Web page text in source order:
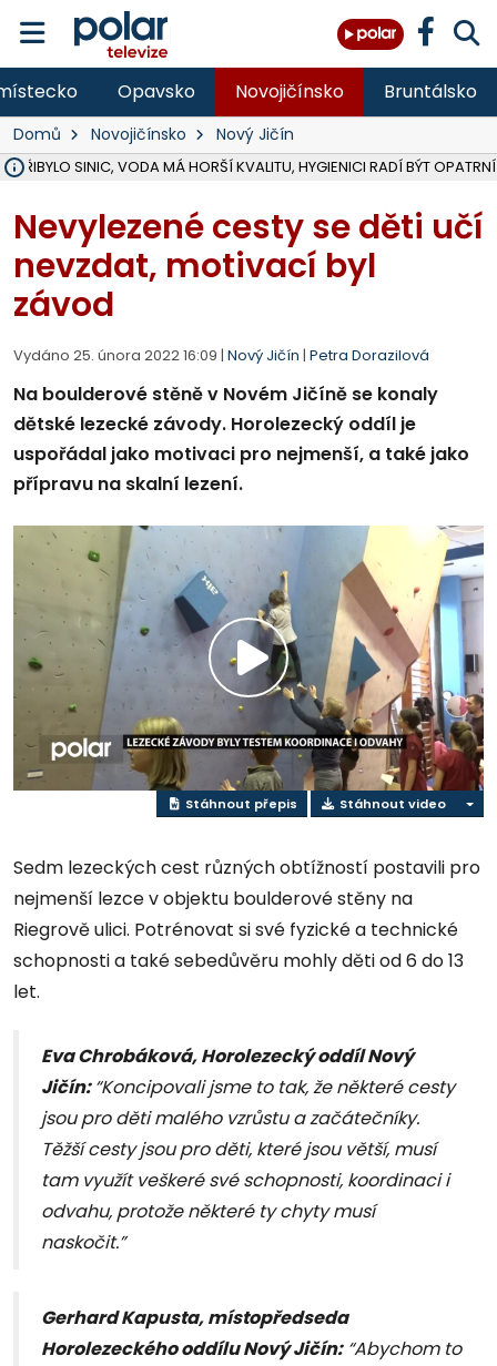
Opavsko Novojičínsko Bruntálsko
Domů Novojičínsko Nový Jičín
PŘIBYLO SINIC, VODA MÁ HORŠÍ KVALITU, HYGIENICI RADÍ BÝT OPATRNÍ
Nevylezené cesty se děti učí
nevzdat, motivací byl
závod
Vydáno 25. února 2022 16:09 | Nový Jičín | Petra Dorazilová
Na boulderové stěně v Novém Jičíně se konaly
dětské lezecké závody. Horolezecký oddíl je
uspořádal jako motivaci pro nejmenší, a také jako
přípravu na skalní lezení.
Přehrát
video
Stáhnout přepis Stáhnout video
Sedm lezeckých cest různých obtížností postavili pro
nejmenší lezce v objektu boulderové stěny na
Riegrově ulici. Potrénovat si své fyzické a technické
schopnosti a také sebedůvěru mohly děti od 6 do 13
let.
Eva Chrobáková, Horolezecký oddíl Nový
Jičín:“Koncipovali jsme to tak, že některé cesty
jsou pro děti malého vzrůstu a začátečníky.
Těžší cesty jsou pro děti, které jsou větší, musí
tam využít veškeré své schopnosti, koordinaci i
odvahu, protože některé ty chyty musí
naskočit.”
Gerhard Kapusta, místopředseda
Horolezeckého oddílu Nový Jičín:“Abychom to